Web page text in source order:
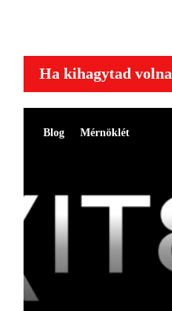
Ha kihagytad volna
Blog Mérnöklét